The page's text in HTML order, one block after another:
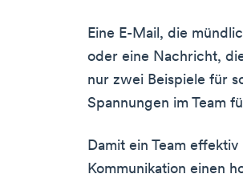
Eine E-Mail, die
oder eine Nachricht,
nur zwei Beispiele für
Spannungen im Team
Damit ein Team
Kommunikation einen